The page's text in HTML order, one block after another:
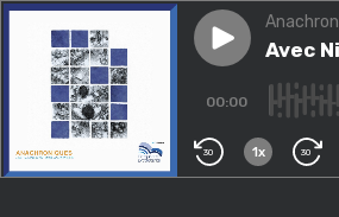
Play episode
Avec
00:00
30 1x 30